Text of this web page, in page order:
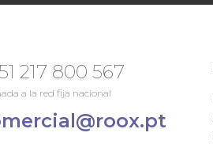
217 800 567
a la red fija nacional